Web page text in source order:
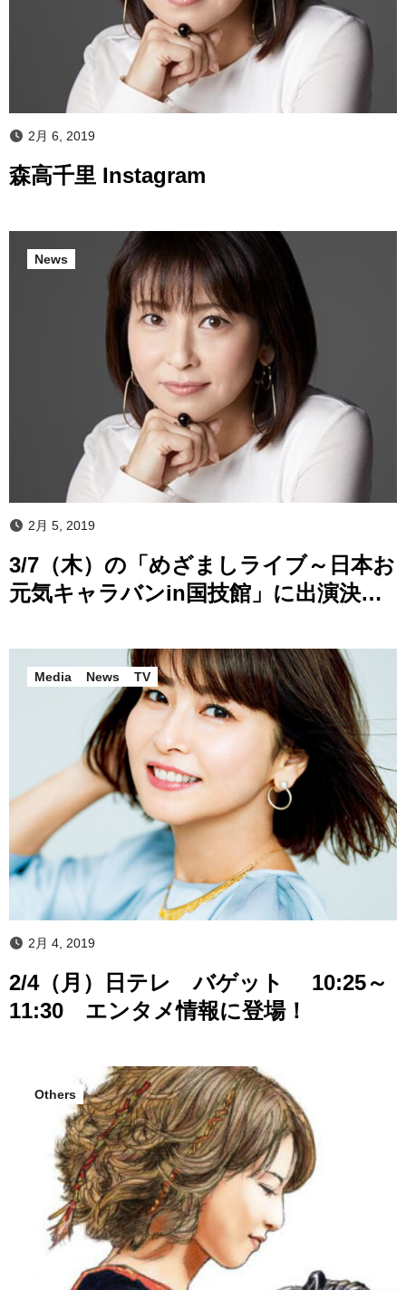
2月 6, 2019
森高千里 Instagram
News
2月 5, 2019
3/7（木）の「めざましライブ～日本お
元気キャラバンin国技館」‏に出演決
Media News TV
2月 4, 2019
2/4（月）日テレ バゲット 10:25～
11:30 エンタメ情報に登場！
Others